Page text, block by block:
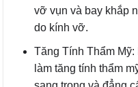
vỡ vụn và bay khắp
do kính vỡ.
Tăng Tính Thẩm
làm tăng tính thẩm